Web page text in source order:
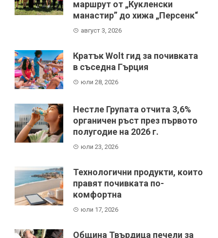
маршрут от „Кукленски
манастир” до хижа „Персенк“
август 3, 2026
Кратък Wolt гид за почивката
в съседна Гърция
юли 28, 2026
Нестле Групата отчита 3,6%
органичен ръст през първото
полугодие на 2026 г.
юли 23, 2026
Технологични продукти, които
правят почивката по-
комфортна
юли 17, 2026
Община Твърдица печели за